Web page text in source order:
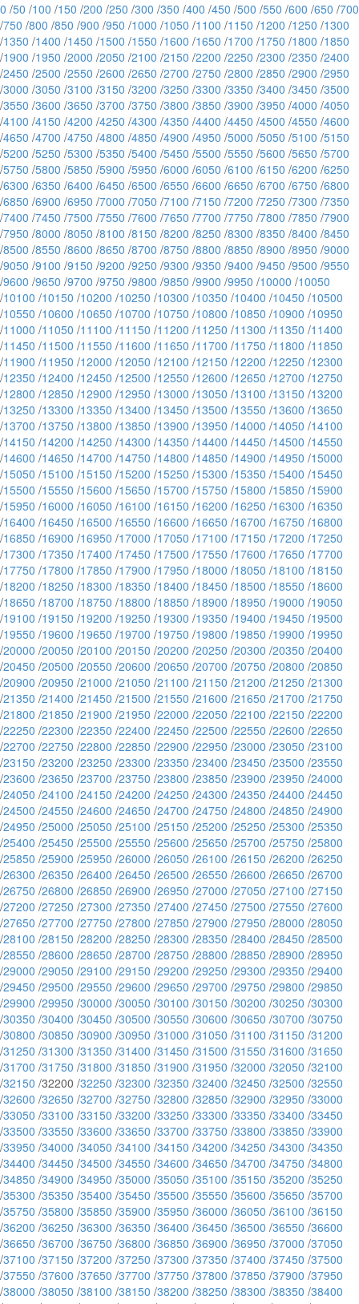
0 /50 /100 /150 /200 /250 /300 /350 /400 /450 /500 /550 /600 /650 /700
/750 /800 /850 /900 /950 /1000 /1050 /1100 /1150 /1200 /1250 /1300
/1350 /1400 /1450 /1500 /1550 /1600 /1650 /1700 /1750 /1800 /1850
/1900 /1950 /2000 /2050 /2100 /2150 /2200 /2250 /2300 /2350 /2400
/2450 /2500 /2550 /2600 /2650 /2700 /2750 /2800 /2850 /2900 /2950
/3000 /3050 /3100 /3150 /3200 /3250 /3300 /3350 /3400 /3450 /3500
/3550 /3600 /3650 /3700 /3750 /3800 /3850 /3900 /3950 /4000 /4050
/4100 /4150 /4200 /4250 /4300 /4350 /4400 /4450 /4500 /4550 /4600
/4650 /4700 /4750 /4800 /4850 /4900 /4950 /5000 /5050 /5100 /5150
/5200 /5250 /5300 /5350 /5400 /5450 /5500 /5550 /5600 /5650 /5700
/5750 /5800 /5850 /5900 /5950 /6000 /6050 /6100 /6150 /6200 /6250
/6300 /6350 /6400 /6450 /6500 /6550 /6600 /6650 /6700 /6750 /6800
/6850 /6900 /6950 /7000 /7050 /7100 /7150 /7200 /7250 /7300 /7350
/7400 /7450 /7500 /7550 /7600 /7650 /7700 /7750 /7800 /7850 /7900
/7950 /8000 /8050 /8100 /8150 /8200 /8250 /8300 /8350 /8400 /8450
/8500 /8550 /8600 /8650 /8700 /8750 /8800 /8850 /8900 /8950 /9000
/9050 /9100 /9150 /9200 /9250 /9300 /9350 /9400 /9450 /9500 /9550
/9600 /9650 /9700 /9750 /9800 /9850 /9900 /9950 /10000 /10050
/10100 /10150 /10200 /10250 /10300 /10350 /10400 /10450 /10500
/10550 /10600 /10650 /10700 /10750 /10800 /10850 /10900 /10950
/11000 /11050 /11100 /11150 /11200 /11250 /11300 /11350 /11400
/11450 /11500 /11550 /11600 /11650 /11700 /11750 /11800 /11850
/11900 /11950 /12000 /12050 /12100 /12150 /12200 /12250 /12300
/12350 /12400 /12450 /12500 /12550 /12600 /12650 /12700 /12750
/12800 /12850 /12900 /12950 /13000 /13050 /13100 /13150 /13200
/13250 /13300 /13350 /13400 /13450 /13500 /13550 /13600 /13650
/13700 /13750 /13800 /13850 /13900 /13950 /14000 /14050 /14100
/14150 /14200 /14250 /14300 /14350 /14400 /14450 /14500 /14550
/14600 /14650 /14700 /14750 /14800 /14850 /14900 /14950 /15000
/15050 /15100 /15150 /15200 /15250 /15300 /15350 /15400 /15450
/15500 /15550 /15600 /15650 /15700 /15750 /15800 /15850 /15900
/15950 /16000 /16050 /16100 /16150 /16200 /16250 /16300 /16350
/16400 /16450 /16500 /16550 /16600 /16650 /16700 /16750 /16800
/16850 /16900 /16950 /17000 /17050 /17100 /17150 /17200 /17250
/17300 /17350 /17400 /17450 /17500 /17550 /17600 /17650 /17700
/17750 /17800 /17850 /17900 /17950 /18000 /18050 /18100 /18150
/18200 /18250 /18300 /18350 /18400 /18450 /18500 /18550 /18600
/18650 /18700 /18750 /18800 /18850 /18900 /18950 /19000 /19050
/19100 /19150 /19200 /19250 /19300 /19350 /19400 /19450 /19500
/19550 /19600 /19650 /19700 /19750 /19800 /19850 /19900 /19950
/20000 /20050 /20100 /20150 /20200 /20250 /20300 /20350 /20400
/20450 /20500 /20550 /20600 /20650 /20700 /20750 /20800 /20850
/20900 /20950 /21000 /21050 /21100 /21150 /21200 /21250 /21300
/21350 /21400 /21450 /21500 /21550 /21600 /21650 /21700 /21750
/21800 /21850 /21900 /21950 /22000 /22050 /22100 /22150 /22200
/22250 /22300 /22350 /22400 /22450 /22500 /22550 /22600 /22650
/22700 /22750 /22800 /22850 /22900 /22950 /23000 /23050 /23100
/23150 /23200 /23250 /23300 /23350 /23400 /23450 /23500 /23550
/23600 /23650 /23700 /23750 /23800 /23850 /23900 /23950 /24000
/24050 /24100 /24150 /24200 /24250 /24300 /24350 /24400 /24450
/24500 /24550 /24600 /24650 /24700 /24750 /24800 /24850 /24900
/24950 /25000 /25050 /25100 /25150 /25200 /25250 /25300 /25350
/25400 /25450 /25500 /25550 /25600 /25650 /25700 /25750 /25800
/25850 /25900 /25950 /26000 /26050 /26100 /26150 /26200 /26250
/26300 /26350 /26400 /26450 /26500 /26550 /26600 /26650 /26700
/26750 /26800 /26850 /26900 /26950 /27000 /27050 /27100 /27150
/27200 /27250 /27300 /27350 /27400 /27450 /27500 /27550 /27600
/27650 /27700 /27750 /27800 /27850 /27900 /27950 /28000 /28050
/28100 /28150 /28200 /28250 /28300 /28350 /28400 /28450 /28500
/28550 /28600 /28650 /28700 /28750 /28800 /28850 /28900 /28950
/29000 /29050 /29100 /29150 /29200 /29250 /29300 /29350 /29400
/29450 /29500 /29550 /29600 /29650 /29700 /29750 /29800 /29850
/29900 /29950 /30000 /30050 /30100 /30150 /30200 /30250 /30300
/30350 /30400 /30450 /30500 /30550 /30600 /30650 /30700 /30750
/30800 /30850 /30900 /30950 /31000 /31050 /31100 /31150 /31200
/31250 /31300 /31350 /31400 /31450 /31500 /31550 /31600 /31650
/31700 /31750 /31800 /31850 /31900 /31950 /32000 /32050 /32100
/32150 /32200 /32250 /32300 /32350 /32400 /32450 /32500 /32550
/32600 /32650 /32700 /32750 /32800 /32850 /32900 /32950 /33000
/33050 /33100 /33150 /33200 /33250 /33300 /33350 /33400 /33450
/33500 /33550 /33600 /33650 /33700 /33750 /33800 /33850 /33900
/33950 /34000 /34050 /34100 /34150 /34200 /34250 /34300 /34350
/34400 /34450 /34500 /34550 /34600 /34650 /34700 /34750 /34800
/34850 /34900 /34950 /35000 /35050 /35100 /35150 /35200 /35250
/35300 /35350 /35400 /35450 /35500 /35550 /35600 /35650 /35700
/35750 /35800 /35850 /35900 /35950 /36000 /36050 /36100 /36150
/36200 /36250 /36300 /36350 /36400 /36450 /36500 /36550 /36600
/36650 /36700 /36750 /36800 /36850 /36900 /36950 /37000 /37050
/37100 /37150 /37200 /37250 /37300 /37350 /37400 /37450 /37500
/37550 /37600 /37650 /37700 /37750 /37800 /37850 /37900 /37950
/38000 /38050 /38100 /38150 /38200 /38250 /38300 /38350 /38400